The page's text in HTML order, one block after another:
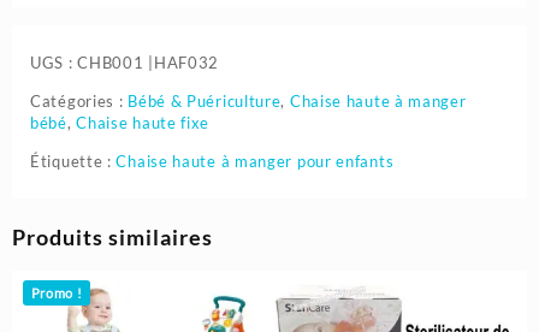
UGS :CHB001 |HAF032
Catégories : Bébé & Puériculture, Chaise haute à manger
bébé,Chaise haute fixe
Étiquette :Chaise haute à manger pour enfants
Produits similaires
Promo !